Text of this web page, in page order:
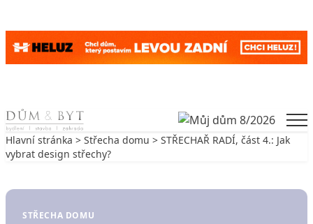
Skip to content
Hlavní stránka > Střecha domu > STŘECHAŘ RADÍ, část 4.: Jak
vybrat design střechy?
STŘECHA DOMU